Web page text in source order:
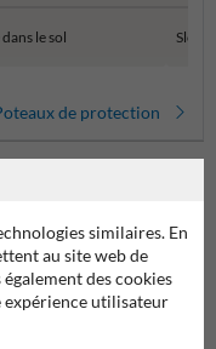
le sol
de protection
similaires. En
au site web de
des cookies
utilisateur